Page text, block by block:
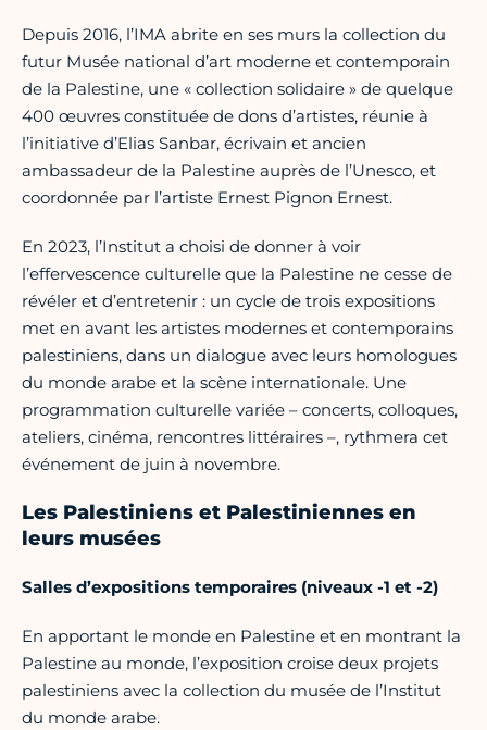
Depuis 2016, l’IMA abrite en ses murs la collection du
futur Musée national d’art moderne et contemporain
de la Palestine, une « collection solidaire » de quelque
400 œuvres constituée de dons d’artistes, réunie à
l’initiative d’Elias Sanbar, écrivain et ancien
ambassadeur de la Palestine auprès de l’Unesco, et
coordonnée par l’artiste Ernest Pignon Ernest.
En 2023, l’Institut a choisi de donner à voir
l’effervescence culturelle que la Palestine ne cesse de
révéler et d’entretenir : un cycle de trois expositions
met en avant les artistes modernes et contemporains
palestiniens, dans un dialogue avec leurs homologues
du monde arabe et la scène internationale. Une
programmation culturelle variée – concerts, colloques,
ateliers, cinéma, rencontres littéraires –, rythmera cet
événement de juin à novembre.
Les Palestiniens et Palestiniennes en
leurs musées
Salles d’expositions temporaires (niveaux -1 et -2)
En apportant le monde en Palestine et en montrant la
Palestine au monde, l’exposition croise deux projets
palestiniens avec la collection du musée de l’Institut
du monde arabe.